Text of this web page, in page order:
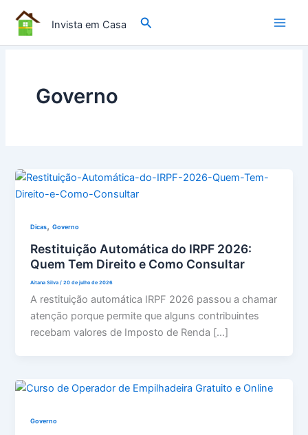
para
Invista em Casa Pesquisar
Governo
Dicas,Governo
Restituição Automática do IRPF 2026:
Quem Tem Direito e Como Consultar
Aitana Silva/20 de julho de 2026
A restituição automática IRPF 2026 passou a chamar
atenção porque permite que alguns contribuintes
recebam valores de Imposto de Renda […]
Governo